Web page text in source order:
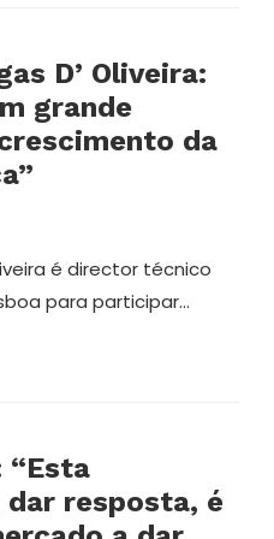
D’ Oliveira:
grande
da
é director técnico
para participar…
“Esta
resposta, é